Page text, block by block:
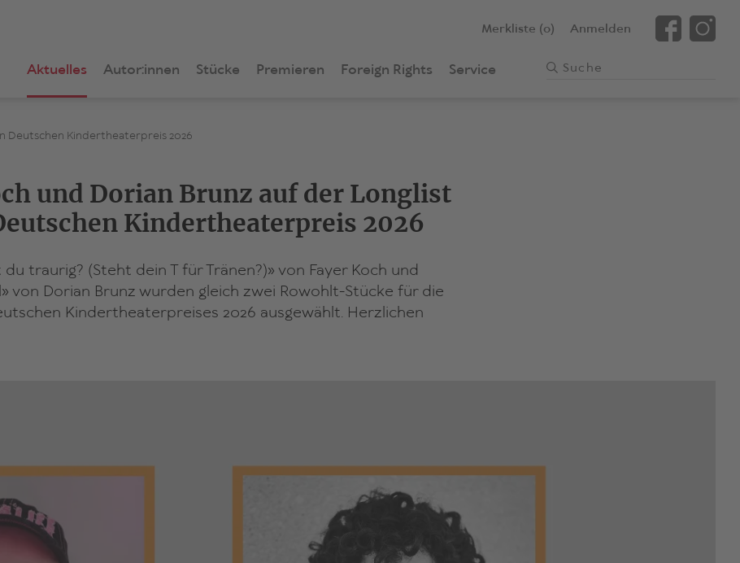
Merkliste (0) Anmelden
Aktuelles Autor:innen Stücke Premieren Foreign Rights Service
Deutschen Kindertheaterpreis 2026
und Dorian Brunz auf der Longlist
Kindertheaterpreis 2026
du traurig? (Steht dein T für Tränen?)» von Fayer Koch und
von Dorian Brunz wurden gleich zwei Rowohlt-Stücke für die
Kindertheaterpreises 2026 ausgewählt. Herzlichen